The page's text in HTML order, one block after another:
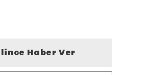
Haber Ver